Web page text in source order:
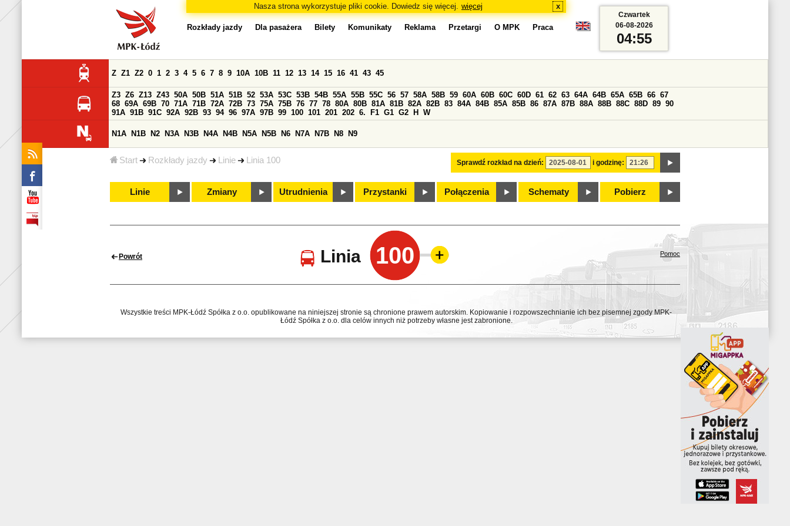
Nasza strona wykorzystuje pliki cookie. Dowiedz się więcej. więcej x
Start Rozkłady jazdy Linie Linia 100
Rozkłady jazdy Dla pasażera Bilety Komunikaty Reklama Przetargi O MPK Praca
Sprawdź rozkład na dzień: i godzinę:
Z Z1 Z2 0 1 2 3 4 5 6 7 8 9 10A 10B 11 12 13 14 15 16 41 43 45
Z3 Z6 Z13 Z43 50A 50B 51A 51B 52 53A 53C 53B 54B 55A 55B 55C 56 57 58A 58B 59 60A 60B 60C 60D 61 62 63 64A 64B 65A 65B 66 67
68 69A 69B 70 71A 71B 72A 72B 73 75A 75B 76 77 78 80A 80B 81A 81B 82A 82B 83 84A 84B 85A 85B 86 87A 87B 88A 88B 88C 88D 89 90
91A 91B 91C 92A 92B 93 94 96 97A 97B 99 100 101 201 202 6. F1 G1 G2 H W
N1A N1B N2 N3A N3B N4A N4B N5A N5B N6 N7A N7B N8 N9
Linie Zmiany Utrudnienia Przystanki Połączenia Schematy Pobierz
Czwartek
06-08-2026
04:55
Powrót Linia 100 Pomoc
Wszystkie treści MPK-Łódź Spółka z o.o. opublikowane na niniejszej stronie są chronione prawem autorskim. Kopiowanie i rozpowszechnianie ich bez pisemnej zgody MPK-
Łódź Spółka z o.o. dla celów innych niż potrzeby własne jest zabronione.